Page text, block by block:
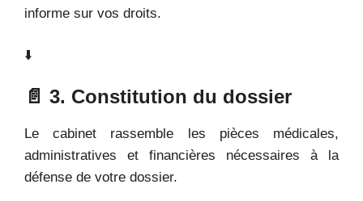
informe sur vos droits.
⬇️
📄 3. Constitution du dossier
Le cabinet rassemble les pièces médicales,
administratives et financières nécessaires à la
défense de votre dossier.